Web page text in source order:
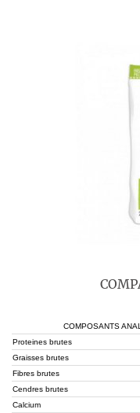
COMPOSANTS
Proteines brutes
Graisses brutes
Fibres brutes
Cendres brutes
Calcium